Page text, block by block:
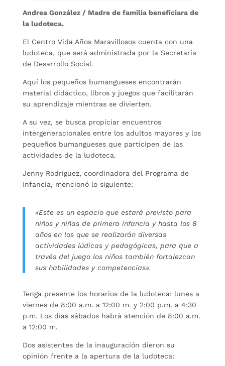
Andrea González / Madre de familia beneficiara de
la ludoteca.
El Centro Vida Años Maravillosos cuenta con una
ludoteca, que será administrada por la Secretaría
de Desarrollo Social.
Aquí los pequeños bumangueses encontrarán
material didáctico, libros y juegos que facilitarán
su aprendizaje mientras se divierten.
A su vez, se busca propiciar encuentros
intergeneracionales entre los adultos mayores y los
pequeños bumangueses que participen de las
actividades de la ludoteca.
Jenny Rodríguez, coordinadora del Programa de
Infancia, mencionó lo siguiente:
«Este es un espacio que estará previsto para
niños y niñas de primera infancia y hasta los 8
años en los que se realizarán diversas
actividades lúdicas y pedagógicas, para que a
través del juego los niños también fortalezcan
sus habilidades y competencias».
Tenga presente los horarios de la ludoteca: lunes a
viernes de 8:00 a.m. a 12:00 m. y 2:00 p.m. a 4:30
p.m. Los días sábados habrá atención de 8:00 a.m.
a 12:00 m.
Dos asistentes de la inauguración dieron su
opinión frente a la apertura de la ludoteca: